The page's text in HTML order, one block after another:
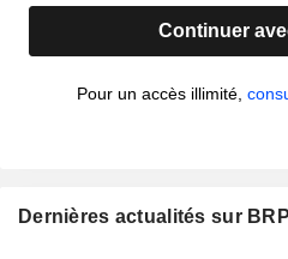
Continuer
Pour un accès illimité,
Dernières actualités sur